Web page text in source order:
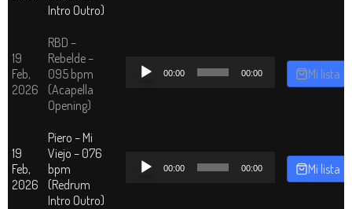
Intro Outro)
19
Feb,
2026
RBD –
Rebelde –
095 bpm
(Acapella
Opening)
Reproductor
00:00 00:00 Mi lista
19
Feb,
2026
Piero – Mi
Viejo – 076
bpm
(Redrum
Intro Outro)
Reproductor
00:00 00:00 Mi lista